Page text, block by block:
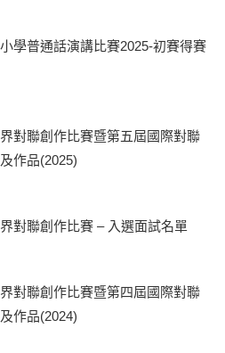
學普通話演講比賽2025-初賽得賽
對聯創作比賽暨第五屆國際對聯
作品(2025)
對聯創作比賽 – 入選面試名單
對聯創作比賽暨第四屆國際對聯
作品(2024)